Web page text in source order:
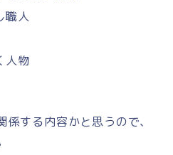
職人
人物
する内容かと思うので、